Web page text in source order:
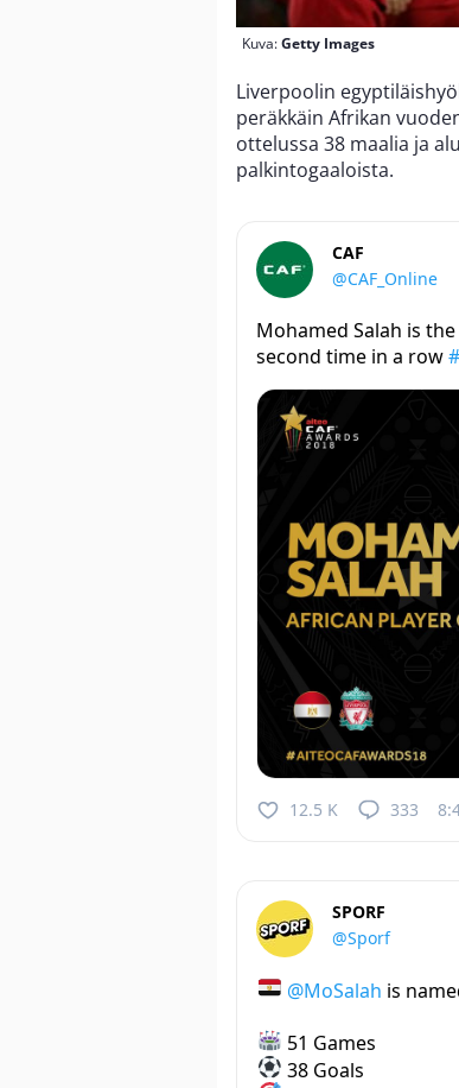
Kuva:Getty Images
Liverpoolin
peräkkäin Afrikan
ottelussa 38 maalia ja
palkintogaaloista.
CAF
@CAF_Online
Mohamed Salah is
second time in a row
12.5 K 333
SPORF
@Sporf
@MoSalah is
51 Games
38 Goals